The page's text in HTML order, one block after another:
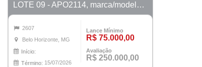
LOTE 09 - APO2114, marca/modelo M. Benz/915C, ano 2007/2008
2607
Belo Horizonte, MG
Início:
Término: 15/07/2026
Lance Mínimo
R$ 75.000,00
Avaliação
R$ 250.000,00